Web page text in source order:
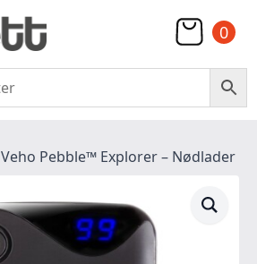
0
Veho Pebble™ Explorer – Nødlader